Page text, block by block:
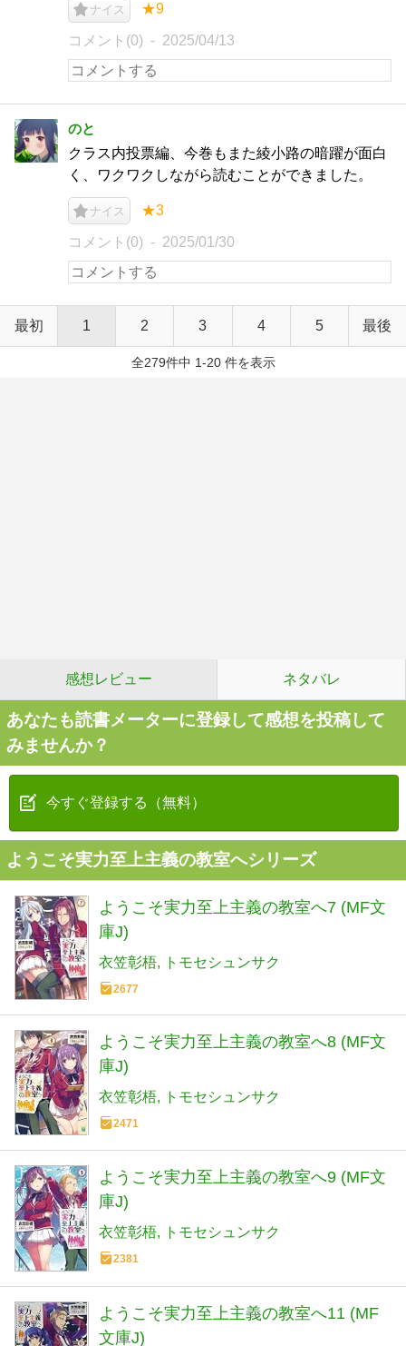
ナイス ★9
コメント(0) 2025/04/13
のと
クラス内投票編、今巻もまた綾小路の暗躍が面白
く、ワクワクしながら読むことができました。
ナイス ★3
コメント(0) 2025/01/30
最初 1 2 3 4 5 最後
全279件中 1-20 件を表示
感想レビュー ネタバレ
あなたも読書メーターに登録して感想を投稿して
みませんか？
今すぐ登録する（無料）
ようこそ実力至上主義の教室へシリーズ
ようこそ実力至上主義の教室へ7 (MF文
庫J)
衣笠彰梧 トモセシュンサク
2677
ようこそ実力至上主義の教室へ8 (MF文
庫J)
衣笠彰梧 トモセシュンサク
2471
ようこそ実力至上主義の教室へ9 (MF文
庫J)
衣笠彰梧 トモセシュンサク
2381
ようこそ実力至上主義の教室へ11 (MF
文庫J)